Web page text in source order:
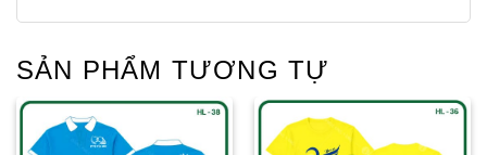
SẢN PHẨM TƯƠNG TỰ